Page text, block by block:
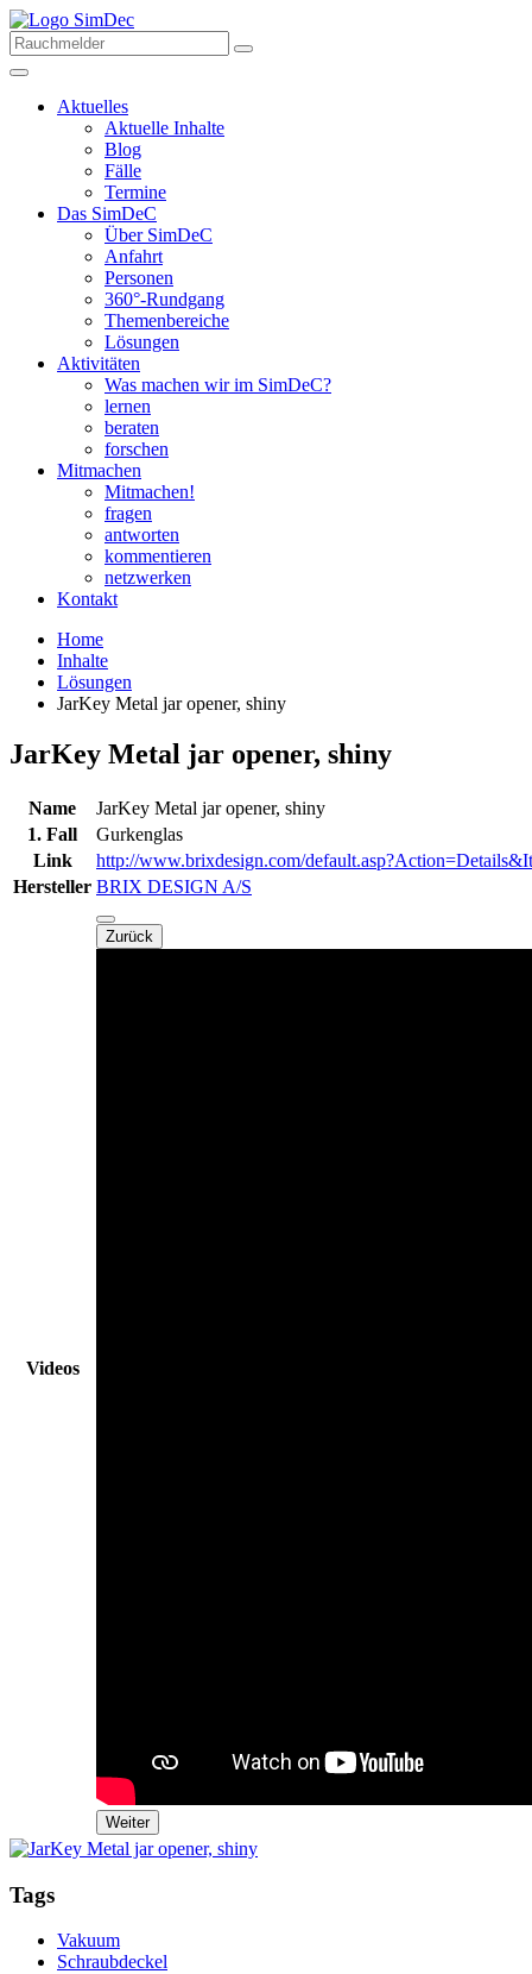
Aktuelles
Aktuelle Inhalte
Blog
Fälle
Termine
Das SimDeC
Über SimDeC
Anfahrt
Personen
360°-Rundgang
Themenbereiche
Lösungen
Aktivitäten
Was machen wir im SimDeC?
lernen
beraten
forschen
Mitmachen
Mitmachen!
fragen
antworten
kommentieren
netzwerken
Kontakt
Home
Inhalte
Lösungen
JarKey Metal jar opener, shiny
JarKey Metal jar opener, shiny
Name
JarKey Metal jar opener, shiny
1. Fall
Gurkenglas
Link
http://www.brixdesign.com/
Hersteller BRIX DESIGN A/S
Videos
Zurück
Weiter
Tags
Vakuum
Schraubdeckel